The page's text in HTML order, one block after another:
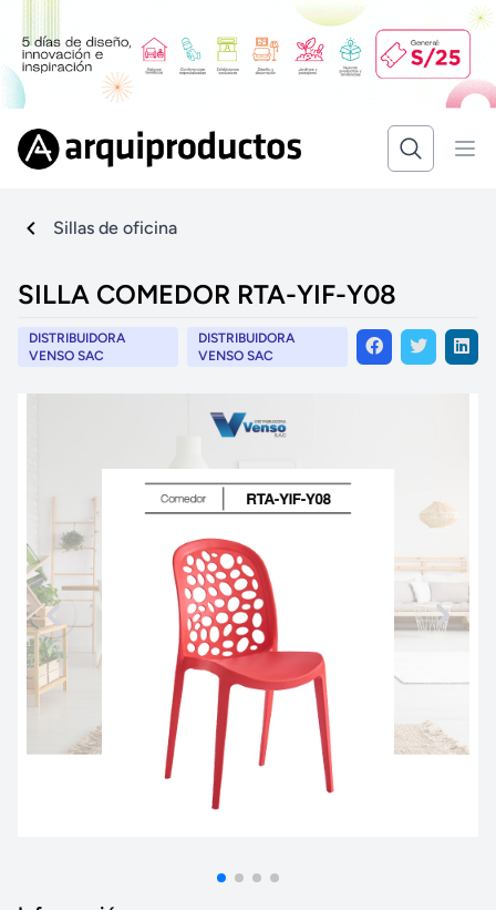
Sillas de oficina
SILLA COMEDOR RTA-YIF-Y08
DISTRIBUIDORA
VENSO SAC
DISTRIBUIDORA
VENSO SAC